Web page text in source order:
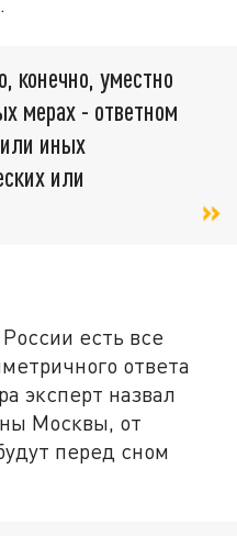
конечно, уместно
мерах - ответном
иных
или
есть все
ответа
эксперт назвал
Москвы, от
перед сном